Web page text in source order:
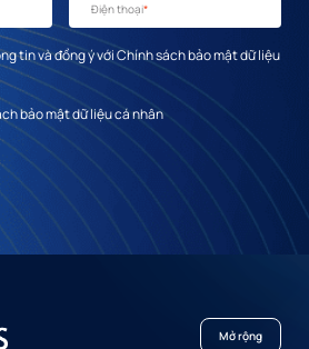
Điện thoại*
tin và đồng ý với Chính sách bảo mật dữ liệu
bảo mật dữ liệu cá nhân
Mở rộng